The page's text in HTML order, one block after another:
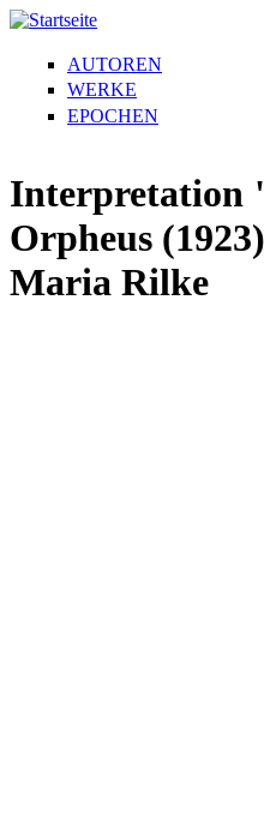
AUTOREN
WERKE
EPOCHEN
Interpretation
Orpheus
Maria Rilke